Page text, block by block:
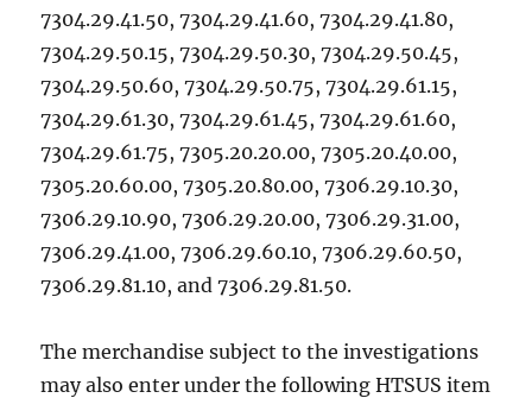
7304.29.41.50, 7304.29.41.60, 7304.29.41.80,
7304.29.50.15, 7304.29.50.30, 7304.29.50.45,
7304.29.50.60, 7304.29.50.75, 7304.29.61.15,
7304.29.61.30, 7304.29.61.45, 7304.29.61.60,
7304.29.61.75, 7305.20.20.00, 7305.20.40.00,
7305.20.60.00, 7305.20.80.00, 7306.29.10.30,
7306.29.10.90, 7306.29.20.00, 7306.29.31.00,
7306.29.41.00, 7306.29.60.10, 7306.29.60.50,
7306.29.81.10, and 7306.29.81.50.
The merchandise subject to the investigations
may also enter under the following HTSUS item